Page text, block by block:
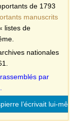
de 1793
manuscrits
listes de
nationales
par
l’écrivait lui-